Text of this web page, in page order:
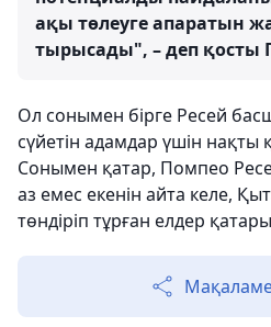
ақы төлеуге апаратын
тырысады", – деп қосты
Ол сонымен бірге Ресей
сүйетін адамдар үшін нақты
Сонымен қатар, Помпео
аз емес екенін айта келе,
төндіріп тұрған елдер